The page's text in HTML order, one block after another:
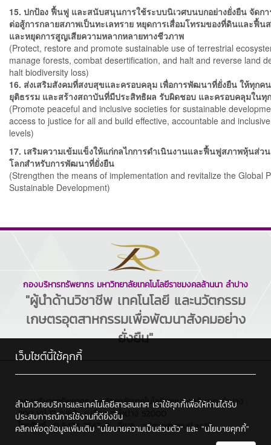
15. ปกป้อง ฟื้นฟู และสนับสนุนการใช้ระบบนิเวศบนบกอย่างยั่งยืน จัดกา
ต่อสู้การกลายสภาพเป็นทะเลทราย หยุดการเสื่อมโทรมของที่ดินและฟื้น
และหยุดการสูญเสียความหลากหลายทางชีวภาพ
(Protect, restore and promote sustainable use of terrestrial
manage forests, combat desertification, and halt and reverse land
halt biodiversity loss)
16. ส่งเสริมสังคมที่สงบสุขและครอบคลุม เพื่อการพัฒนาที่ยั่งยืน ให้ทุกค
ยุติธรรม และสร้างสถาบันที่มีประสิทธิผล รับผิดชอบ และครอบคลุมในทุ
(Promote peaceful and inclusive societies for sustainable
access to justice for all and build effective, accountable and
levels)
17. เสริมความเข้มแข็งให้แก่กลไกการดำเนินงานและฟื้นฟูสภาพหุ้นส่ว
โลกสำหรับการพัฒนาที่ยั่งยืน
(Strengthen the means of implementation and revitalize the Global
Sustainable Development)
กองบริหารทรัพยากร มหาวิทยาลัยเทคโนโลยีราชมงคลล้านนา ลำปาง
"ผู้นำด้านวิชาชีพ เทคโนโลยี และนวัตกรรม
เกษตรอุตสาหกรรมเพื่อพัฒนาสังคมอย่าง
ยั่งยืน"
กองบริหารทรัพยากร มหาวิทยาลัยเทคโนโลยีราชมงคลล้านนา ลำปาง :
200 หมู่ 17 ต.พิชัย อ.เมือง จ.ลำปาง 52000
โทรศัพท์ : 0 5434 2547-8 , อีเมล : admin@rmutl.ac.th
เว็บไซต์นี้ใช้คุกกี้
สำนักวิทยบริการและเทคโนโลยีสารสนเทศ เราใช้คุกกี้เพื่อให้ท่านได้รับ
ประสบการณ์การใช้งานที่ดียิ่งขึ้น
คลิกเพื่อดูข้อมูลเพิ่มเติม "นโยบายความเป็นส่วนตัว" และ "นโยบายคุกกี้"